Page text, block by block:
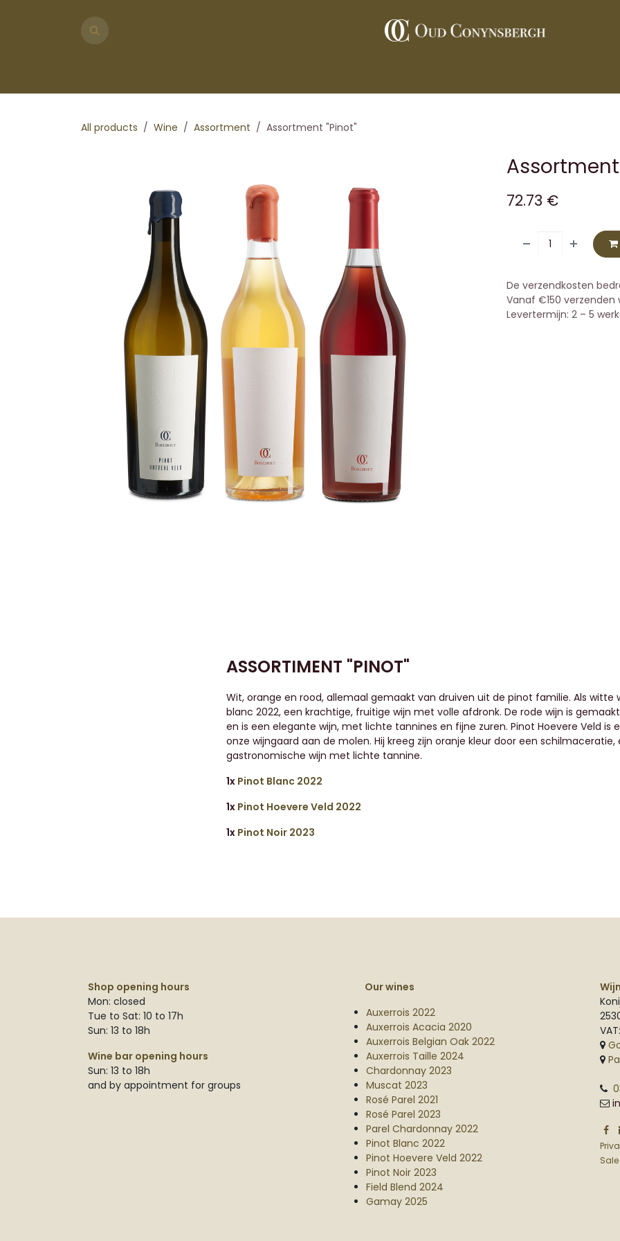
All products Wine Assortment Assortment "Pinot"
72.73 €
De verzendkosten
Vanaf €150 verzenden
Levertermijn: 2 – 5
ASSORTIMENT "PINOT"
Wit, orange en rood, allemaal gemaakt van druiven uit de pinot familie. Als witte
blanc 2022, een krachtige, fruitige wijn met volle afdronk. De rode wijn is
en is een elegante wijn, met lichte tannines en fijne zuren. Pinot Hoevere Veld is
onze wijngaard aan de molen. Hij kreeg zijn oranje kleur door een schilmaceratie,
gastronomische wijn met lichte tannine.
1x Pinot Blanc 2022
1x Pinot Hoevere Veld 2022
1x Pinot Noir 2023
Shop opening hours
Mon: closed
Tue to Sat: 10 to 17h
Sun: 13 to 18h
Wine bar opening hours
Sun: 13 to 18h
and by appointment for groups
Our wines
Auxerrois 2022
Auxerrois Acacia 2020
Auxerrois Belgian Oak 2022
Auxerrois Taille 2024
Chardonnay 2023
Muscat 2023
Rosé Parel 2021
Rosé Parel 2023
Parel Chardonnay 2022
Pinot Blanc 2022
Pinot Hoevere Veld 2022
Pinot Noir 2023
Field Blend 2024
Gamay 2025
Sale